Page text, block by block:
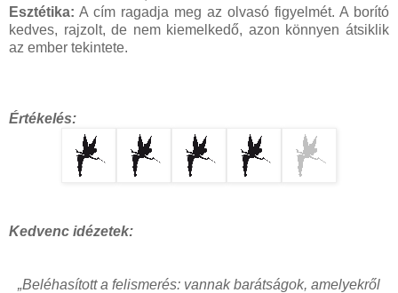
Esztétika: A cím ragadja meg az olvasó figyelmét. A borító
kedves, rajzolt, de nem kiemelkedő, azon könnyen átsiklik
az ember tekintete.
Értékelés:
Kedvenc idézetek:
„Beléhasított a felismerés: vannak barátságok, amelyekről